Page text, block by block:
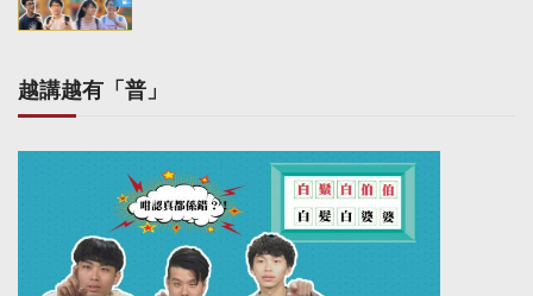
越講越有「普」